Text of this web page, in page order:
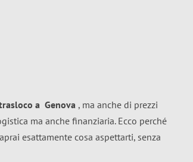
a Genova , ma anche di prezzi
ma anche finanziaria. Ecco perché
esattamente cosa aspettarti, senza